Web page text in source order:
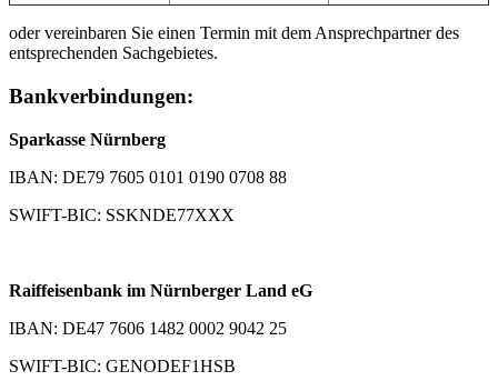
oder vereinbaren Sie einen Termin mit dem Ansprechpartner des
entsprechenden Sachgebietes.
Bankverbindungen:
Sparkasse Nürnberg
IBAN: DE79 7605 0101 0190 0708 88
SWIFT-BIC: SSKNDE77XXX
Raiffeisenbank im Nürnberger Land eG
IBAN: DE47 7606 1482 0002 9042 25
SWIFT-BIC: GENODEF1HSB